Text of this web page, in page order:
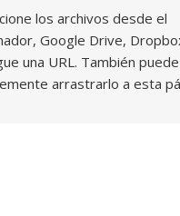
los archivos desde el
Google Drive,
una URL. También puede
arrastrarlo a esta